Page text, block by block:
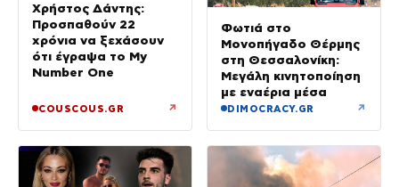
Χρήστος Δάντης:
Προσπαθούν 22
χρόνια να ξεχάσουν
ότι έγραψα το My
Number One
COUSCOUS.GR ↗
Φωτιά στο
Μονοπήγαδο Θέρμης
στη Θεσσαλονίκη:
Μεγάλη κινητοποίηση
με εναέρια μέσα
DIMOCRACY.GR ↗